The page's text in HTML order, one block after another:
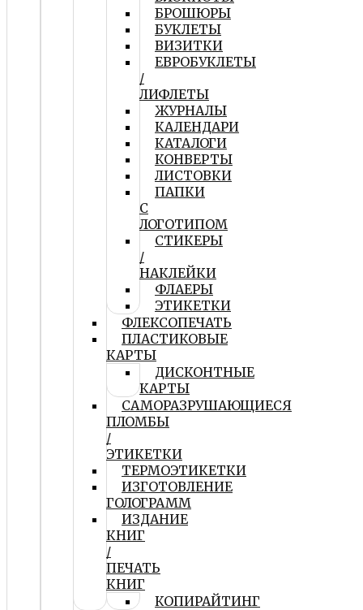
БРОШЮРЫ
БУКЛЕТЫ
ВИЗИТКИ
ЕВРОБУКЛЕТЫ
/
ЛИФЛЕТЫ
ЖУРНАЛЫ
КАЛЕНДАРИ
КАТАЛОГИ
КОНВЕРТЫ
ЛИСТОВКИ
ПАПКИ
С
ЛОГОТИПОМ
СТИКЕРЫ
/
НАКЛЕЙКИ
ФЛАЕРЫ
ЭТИКЕТКИ
ФЛЕКСОПЕЧАТЬ
ПЛАСТИКОВЫЕ
КАРТЫ
ДИСКОНТНЫЕ
КАРТЫ
САМОРАЗРУШАЮЩИЕСЯ
ПЛОМБЫ
/
ЭТИКЕТКИ
ТЕРМОЭТИКЕТКИ
ИЗГОТОВЛЕНИЕ
ГОЛОГРАММ
ИЗДАНИЕ
КНИГ
/
ПЕЧАТЬ
КНИГ
КОПИРАЙТИНГ